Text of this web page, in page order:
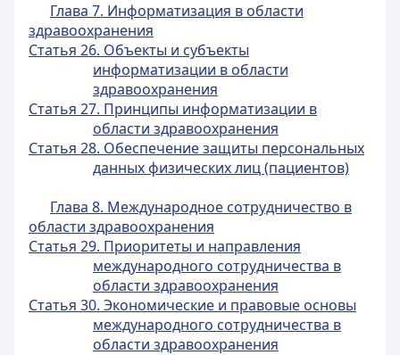
Глава 7. Информатизация в области
здравоохранения
Статья 26. Объекты и субъекты
информатизации в области
здравоохранения
Статья 27. Принципы информатизации в
области здравоохранения
Статья 28. Обеспечение защиты персональных
данных физических лиц (пациентов)
Глава 8. Международное сотрудничество в
области здравоохранения
Статья 29. Приоритеты и направления
международного сотрудничества в
области здравоохранения
Статья 30. Экономические и правовые основы
международного сотрудничества в
области здравоохранения